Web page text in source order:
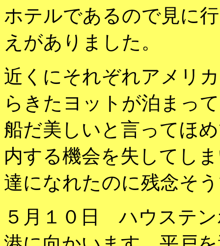
ホテルであるので見に
えがありました。
近くにそれぞれアメリ
らきたヨットが泊まっ
船だ美しいと言ってほ
内する機会を失してし
達になれたのに残念そ
５月１０日 ハウステ